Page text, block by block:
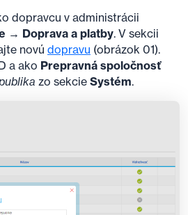
dopravcu v administrácii
→ Doprava a platby. V sekcii
novú dopravu (obrázok 01).
a ako Prepravná spoločnosť
zo sekcie Systém.